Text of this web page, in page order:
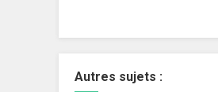
Autres sujets :